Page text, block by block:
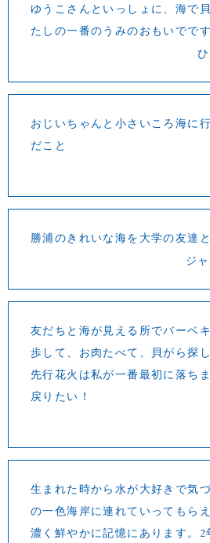
ゆうこさんといっしょに、海で
たしの一番のうみのおもいでです
おじいちゃんと小さいころ海に
だこと
勝浦のきれいな海を大学の友達
ジ
友だちと海が見える所でバーベ
歩して、お肉たべて、貝がら探
先行花火は私が一番最初に落ち
戻りたい！
生まれた時から水が大好きで気
の一色海岸に連れていってもら
濃く鮮やかに記憶にあります。2